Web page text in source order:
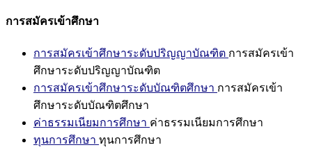
การสมัครเข้าศึกษา
การสมัครเข้าศึกษาระดับปริญญาบัณฑิต การสมัครเข้า
ศึกษาระดับปริญญาบัณฑิต
การสมัครเข้าศึกษาระดับบัณฑิตศึกษา การสมัครเข้า
ศึกษาระดับบัณฑิตศึกษา
ค่าธรรมเนียมการศึกษา ค่าธรรมเนียมการศึกษา
ทุนการศึกษา ทุนการศึกษา